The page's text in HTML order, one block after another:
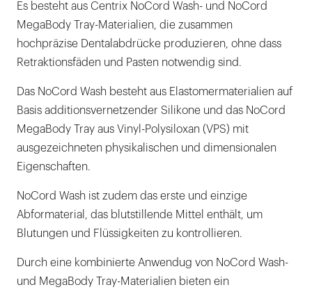
Es besteht aus Centrix NoCord Wash- und NoCord
MegaBody Tray-Materialien, die zusammen
hochpräzise Dentalabdrücke produzieren, ohne dass
Retraktionsfäden und Pasten notwendig sind.
Das NoCord Wash besteht aus Elastomermaterialien auf
Basis additionsvernetzender Silikone und das NoCord
MegaBody Tray aus Vinyl-Polysiloxan (VPS) mit
ausgezeichneten physikalischen und dimensionalen
Eigenschaften.
NoCord Wash ist zudem das erste und einzige
Abformaterial, das blutstillende Mittel enthält, um
Blutungen und Flüssigkeiten zu kontrollieren.
Durch eine kombinierte Anwendug von NoCord Wash-
und MegaBody Tray-Materialien bieten ein